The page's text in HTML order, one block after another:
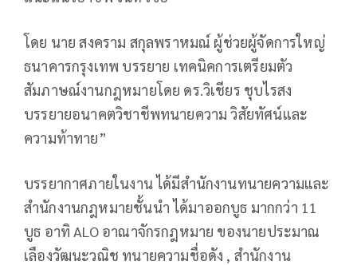
โดย นาย สงคราม สกุลพราหมณ์ ผู้ช่วยผู้จัดการใหญ่
ธนาคารกรุงเทพ บรรยาย เทคนิคการเตรียมตัว
สัมภาษณ์งานกฎหมายโดย ดร.วิเชียร ชุบไรสง
บรรยายอนาคตวิชาชีพทนายความ วิสัยทัศน์และ
ความท้าทาย”
บรรยากาศภายในงาน ได้มีสำนักงานทนายความและ
สำนักงานกฎหมายชั้นนำ ได้มาออกบูธ มากกว่า 11
บูธ อาทิ ALO อาณาจักรกฎหมาย ของนายประมาณ
เลืองวัฒนะวณิช ทนายความชื่อดัง , สำนักงาน